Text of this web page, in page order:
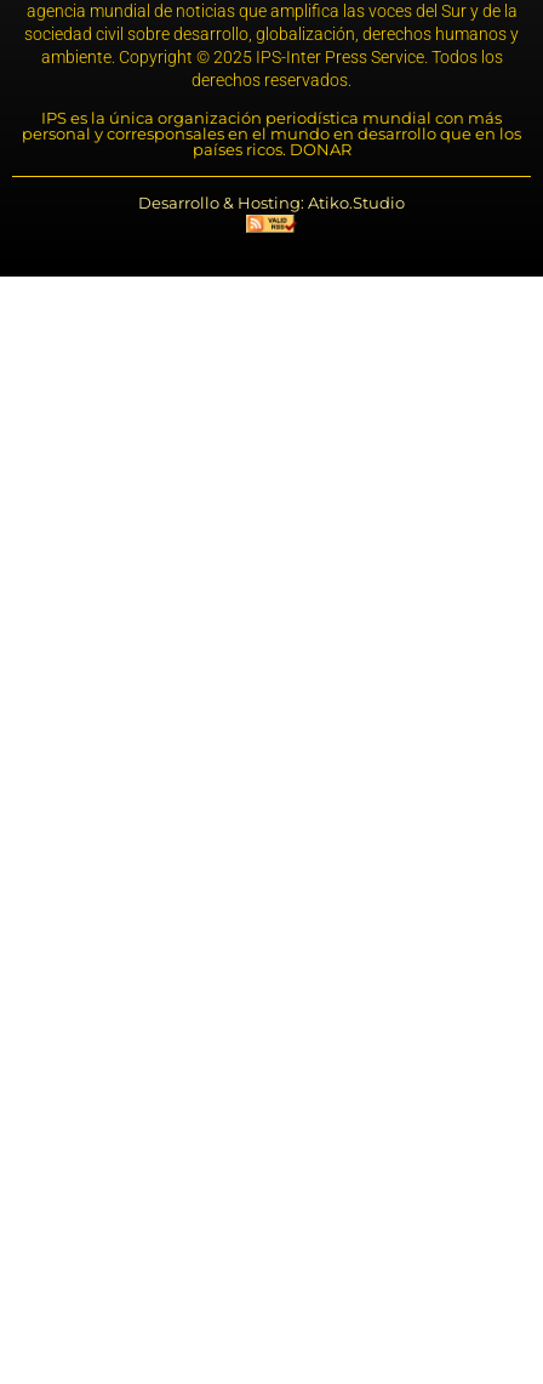
agencia mundial de noticias que amplifica las voces del Sur y de la
sociedad civil sobre desarrollo, globalización, derechos humanos y
ambiente. Copyright © 2025 IPS-Inter Press Service. Todos los
derechos reservados.
IPS es la única organización periodística mundial con más
personal y corresponsales en el mundo en desarrollo que en los
países ricos. DONAR
Desarrollo & Hosting: Atiko.Studio